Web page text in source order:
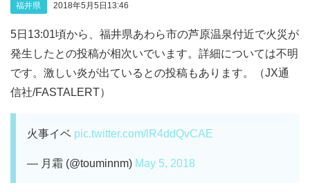
福井県 2018年5月5日13:46
5日13:01頃から、福井県あわら市の芦原温泉付近で火災が
発生したとの投稿が相次いでいます。詳細については不明
です。激しい炎が出ているとの投稿もあります。（JX通
信社/FASTALERT）
火事イベ pic.twitter.com/lR4ddQvCAE
— 月霜 (@touminnm) May 5, 2018